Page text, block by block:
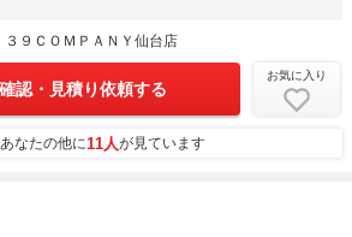
３９ＣＯＭＰＡＮＹ仙台店
認・見積り依頼する
お気に入り
なたの他に11人が見ています